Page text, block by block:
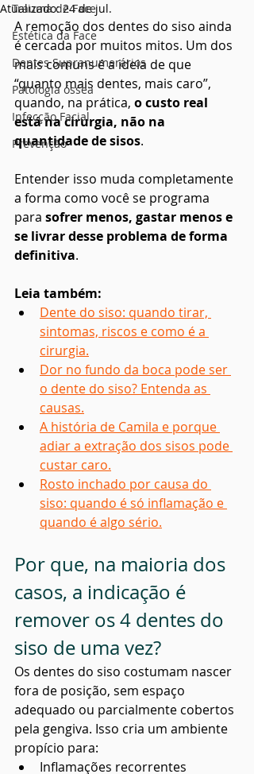
Trauma de Face
Estética da Face
Dentes Supranumerários
Patologia óssea
Infecção Facial
Prevenção
Atualizado:24 de jul.
A remoção dos dentes do siso ainda
é cercada por muitos mitos. Um dos
mais comuns é a ideia de que
“quanto mais dentes, mais caro”,
quando, na prática, o custo real
está na cirurgia, não na
quantidade de sisos.
Entender isso muda completamente
a forma como você se programa
para sofrer menos, gastar menos e
se livrar desse problema de forma
definitiva.
Leia também:
Dente do siso: quando tirar,
sintomas, riscos e como é a
cirurgia.
Dor no fundo da boca pode ser
o dente do siso? Entenda as
causas.
A história de Camila e porque
adiar a extração dos sisos pode
custar caro.
Rosto inchado por causa do
siso: quando é só inflamação e
quando é algo sério.
Por que, na maioria dos
casos, a indicação é
remover os 4 dentes do
siso de uma vez?
Os dentes do siso costumam nascer
fora de posição, sem espaço
adequado ou parcialmente cobertos
pela gengiva. Isso cria um ambiente
propício para:
Inflamações recorrentes